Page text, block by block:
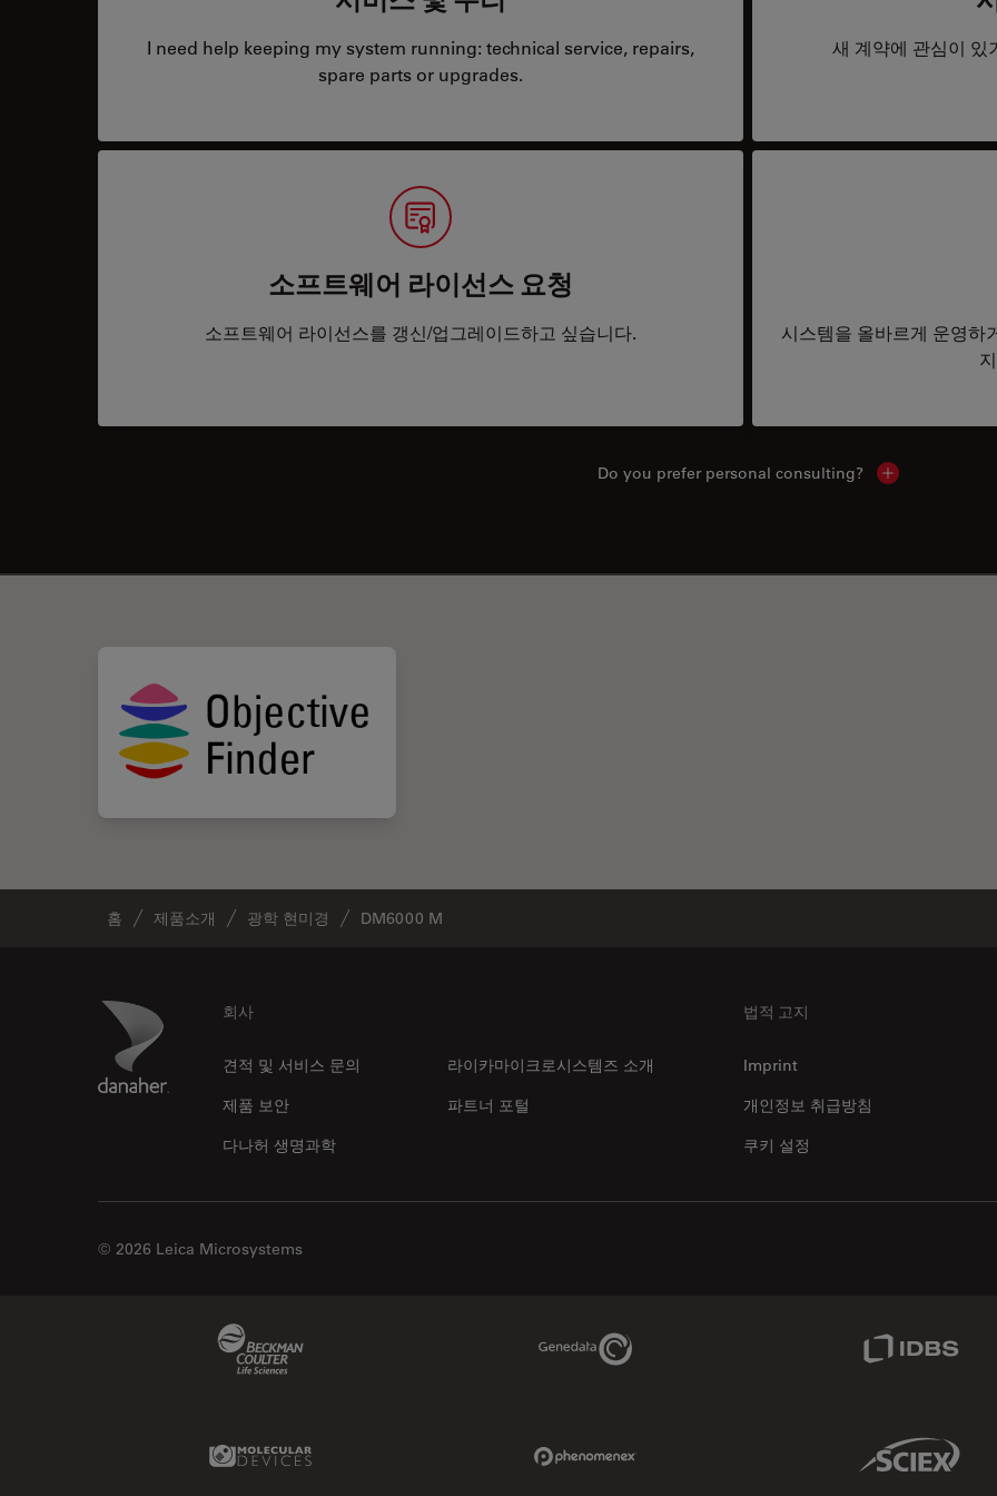
I need help keeping my system running: technical service, repairs,
spare parts or upgrades.
새 계약에 관심이 있
소프트웨어 라이선스 요청
소프트웨어 라이선스를 갱신/업그레이드하고 싶습니다.
시스템을 올바르게 운영하
Do you prefer personal consulting? Show local
홈 제품소개 광학 현미경 DM6000 M
Danaher Logo 회사
견적 및 서비스 문의
라이카마이크로시스템즈 소개
제품 보안
파트너 포털
다나허 생명과학
법적 고지
Imprint
개인정보 취급방침
쿠키 설정
© 2026 Leica Microsystems
Genedata Link
Molecular Devices Link Sciex Link